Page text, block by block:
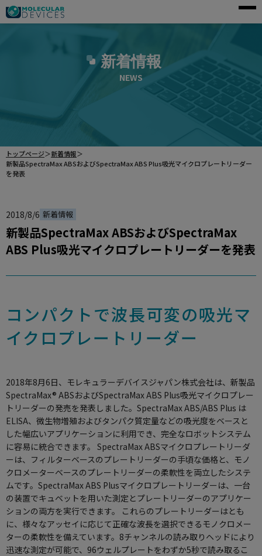
アプリケーション
製品一覧
ご購入前のお問い合わせ
新着情報
NEWS
トップページ＞新着情報＞
新製品SpectraMax ABSおよびSpectraMax ABS Plus吸光マイクロプレートリーダー
を発表
2018/8/6 新着情報
新製品SpectraMax ABSおよびSpectraMax
ABS Plus吸光マイクロプレートリーダーを発表
コンパクトで波長可変の吸光マ
イクロプレートリーダー
2018年8月6日、モレキュラーデバイスジャパン株式会社は、新製品
SpectraMax® ABSおよびSpectraMax ABS Plus吸光マイクロプレー
トリーダーの発売を発表しました。SpectraMax ABS/ABS Plus は
ELISA、微生物増殖およびタンパク質定量などの吸光度をベースと
した幅広いアプリケーションに利用でき、完全なロボットシステム
に容易に統合できます。 SpectraMax ABSマイクロプレートリーダ
ーは、フィルターベースのプレートリーダーの手頃な価格と、モノ
クロメーターベースのプレートリーダーの柔軟性を両立したシステ
ムです。SpectraMax ABS Plusマイクロプレートリーダーは、一台
の装置でキュベットを用いた測定とプレートリーダーのアプリケー
ションの両方を実行できます。 これらのプレートリーダーはとも
に、様々なアッセイに応じて正確な波長を選択できるモノクロメー
ターの柔軟性を備えています。8チャンネルの読み取りヘッドにより
迅速な測定が可能で、96ウェルプレートをわずか5秒で読み取るこ